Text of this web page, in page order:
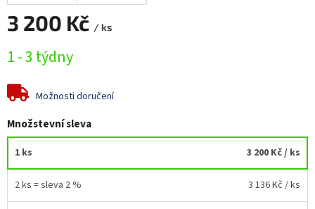
3 200 Kč / ks
cena:
1 - 3 týdny
Možnosti doručení
Množstevní sleva
1 ks 3 200 Kč/ ks
2 ks = sleva 2 % 3 136 Kč / ks